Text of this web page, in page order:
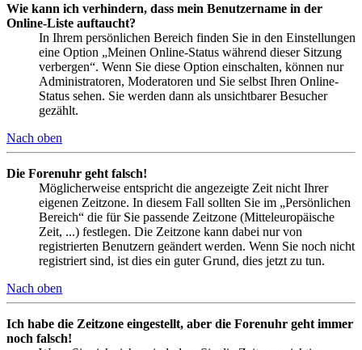
Wie kann ich verhindern, dass mein Benutzername in der
Online-Liste auftaucht?
In Ihrem persönlichen Bereich finden Sie in den Einstellungen
eine Option „Meinen Online-Status während dieser Sitzung
verbergen“. Wenn Sie diese Option einschalten, können nur
Administratoren, Moderatoren und Sie selbst Ihren Online-
Status sehen. Sie werden dann als unsichtbarer Besucher
gezählt.
Nach oben
Die Forenuhr geht falsch!
Möglicherweise entspricht die angezeigte Zeit nicht Ihrer
eigenen Zeitzone. In diesem Fall sollten Sie im „Persönlichen
Bereich“ die für Sie passende Zeitzone (Mitteleuropäische
Zeit, ...) festlegen. Die Zeitzone kann dabei nur von
registrierten Benutzern geändert werden. Wenn Sie noch nicht
registriert sind, ist dies ein guter Grund, dies jetzt zu tun.
Nach oben
Ich habe die Zeitzone eingestellt, aber die Forenuhr geht immer
noch falsch!